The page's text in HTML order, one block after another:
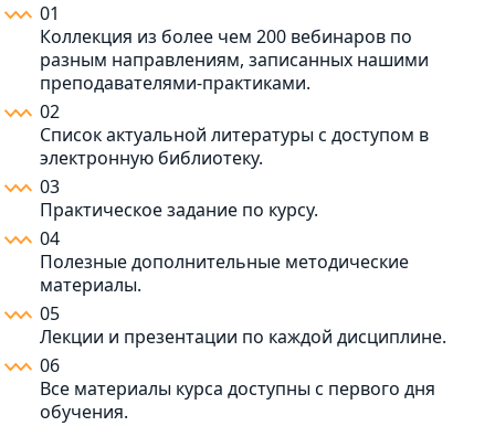
01
Коллекция из более чем 200 вебинаров по
разным направлениям, записанных нашими
преподавателями-практиками.
02
Список актуальной литературы с доступом в
электронную библиотеку.
03
Практическое задание по курсу.
04
Полезные дополнительные методические
материалы.
05
Лекции и презентации по каждой дисциплине.
06
Все материалы курса доступны с первого дня
обучения.